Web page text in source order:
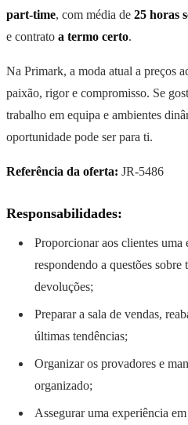
part-time, com média de 25 horas
e contrato a termo certo.
Na Primark, a moda atual a preços
paixão, rigor e compromisso. Se
trabalho em equipa e ambientes
oportunidade pode ser para ti.
Referência da oferta: JR-5486
Responsabilidades:
Proporcionar aos clientes uma
respondendo a questões
devoluções;
Preparar a sala de vendas,
últimas tendências;
Organizar os provadores e
organizado;
Assegurar uma experiência